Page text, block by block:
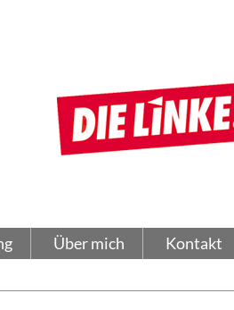
Über mich Kontakt